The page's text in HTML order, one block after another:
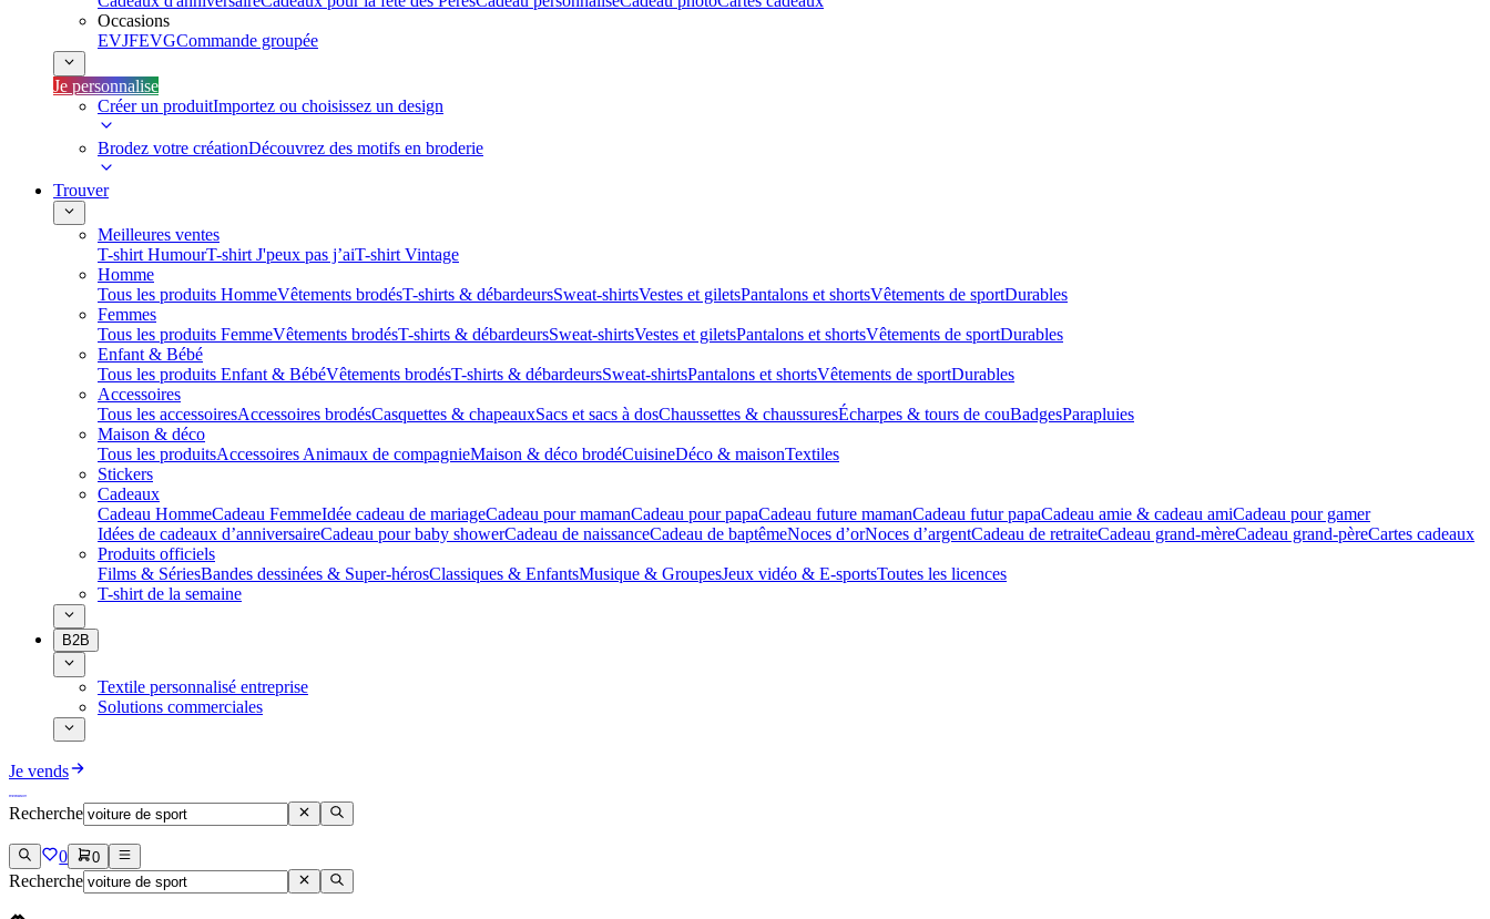
Occasions
EVJFEVGCommande groupée
Je personnalise
Créer un produitImportez ou choisissez un design
Brodez votre créationDécouvrez des motifs en broderie
Trouver
Meilleures ventes
T-shirt HumourT-shirt J'peux pas j’aiT-shirt Vintage
Homme
Tous les produits HommeVêtements brodésT-shirts & débardeursSweat-shirtsVestes et giletsPantalons et shortsVêtements de sportDurables
Femmes
Tous les produits FemmeVêtements brodésT-shirts & débardeursSweat-shirtsVestes et giletsPantalons et shortsVêtements de sportDurables
Enfant & Bébé
Tous les produits Enfant & BébéVêtements brodésT-shirts & débardeursSweat-shirtsPantalons et shortsVêtements de sportDurables
Accessoires
Tous les accessoiresAccessoires brodésCasquettes & chapeauxSacs et sacs à dosChaussettes & chaussuresÉcharpes & tours de couBadgesParapluies
Maison & déco
Tous les produitsAccessoires Animaux de compagnieMaison & déco brodéCuisineDéco & maisonTextiles
Stickers
Cadeaux
Cadeau HommeCadeau FemmeIdée cadeau de mariage​Cadeau pour mamanCadeau pour papaCadeau future mamanCadeau futur papaCadeau amie & cadeau amiCadeau pour gamer
Idées de cadeaux d’anniversaireCadeau pour baby showerCadeau de naissanceCadeau de baptêmeNoces d’orNoces d’argentCadeau de retraiteCadeau grand-mèreCadeau grand-pèreCartes cadeaux
Produits officiels
Films & SériesBandes dessinées & Super-hérosClassiques & EnfantsMusique & GroupesJeux vidéo & E-sportsToutes les licences
T-shirt de la semaine
B2B
Textile personnalisé entreprise
Solutions commerciales
Je vends
Recherche
0 0
Recherche